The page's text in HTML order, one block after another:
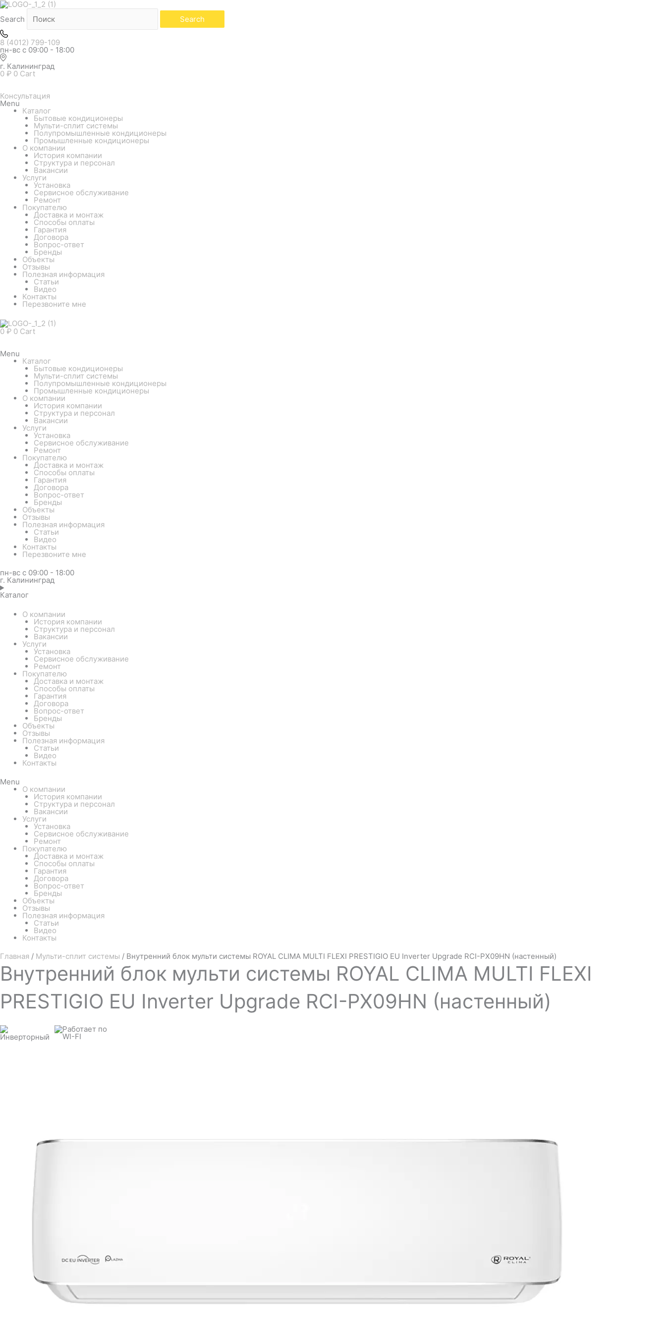
Search Search
8 (4012) 799-109
пн-вс с 09:00 - 18:00
г. Калининград
0 ₽ 0 Cart
Консультация
Menu
Каталог
Бытовые кондиционеры
Мульти-сплит системы
Полупромышленные кондиционеры
Промышленные кондиционеры
О компании
История компании
Структура и персонал
Вакансии
Услуги
Установка
Сервисное обслуживание
Ремонт
Покупателю
Доставка и монтаж
Способы оплаты
Гарантия
Договора
Вопрос-ответ
Бренды
Объекты
Отзывы
Полезная информация
Статьи
Видео
Контакты
Перезвоните мне
0 ₽ 0 Cart
Menu
Каталог
Бытовые кондиционеры
Мульти-сплит системы
Полупромышленные кондиционеры
Промышленные кондиционеры
О компании
История компании
Структура и персонал
Вакансии
Услуги
Установка
Сервисное обслуживание
Ремонт
Покупателю
Доставка и монтаж
Способы оплаты
Гарантия
Договора
Вопрос-ответ
Бренды
Объекты
Отзывы
Полезная информация
Статьи
Видео
Контакты
Перезвоните мне
пн-вс с 09:00 - 18:00
г. Калининград
Каталог
О компании
История компании
Структура и персонал
Вакансии
Услуги
Установка
Сервисное обслуживание
Ремонт
Покупателю
Доставка и монтаж
Способы оплаты
Гарантия
Договора
Вопрос-ответ
Бренды
Объекты
Отзывы
Полезная информация
Статьи
Видео
Контакты
Menu
О компании
История компании
Структура и персонал
Вакансии
Услуги
Установка
Сервисное обслуживание
Ремонт
Покупателю
Доставка и монтаж
Способы оплаты
Гарантия
Договора
Вопрос-ответ
Бренды
Объекты
Отзывы
Полезная информация
Статьи
Видео
Контакты
Главная / Мульти-сплит системы / Внутренний блок мульти системы ROYAL CLIMA MULTI FLEXI PRESTIGIO EU Inverter Upgrade RCI-PX09HN (настенный)
Внутренний блок мульти системы ROYAL CLIMA MULTI FLEXI
PRESTIGIO EU Inverter Upgrade RCI-PX09HN (настенный)
Количество
товара
Внутренний
мульти
системы
ROYAL
CLIMA
MULTI
FLEXI
PRESTIGIO
Inverter
Upgrade
RCI-
PX09HN
(настенный)